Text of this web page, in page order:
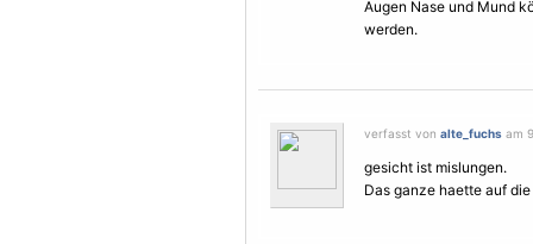
Augen Nase und Mund
werden.
verfasst von alte_fuchs am
gesicht ist mislungen.
Das ganze haette auf